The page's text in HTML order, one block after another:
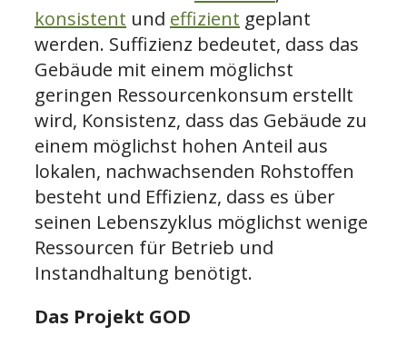
konsistent und effizient geplant
werden. Suffizienz bedeutet, dass das
Gebäude mit einem möglichst
geringen Ressourcenkonsum erstellt
wird, Konsistenz, dass das Gebäude zu
einem möglichst hohen Anteil aus
lokalen, nachwachsenden Rohstoffen
besteht und Effizienz, dass es über
seinen Lebenszyklus möglichst wenige
Ressourcen für Betrieb und
Instandhaltung benötigt.
Das Projekt GOD